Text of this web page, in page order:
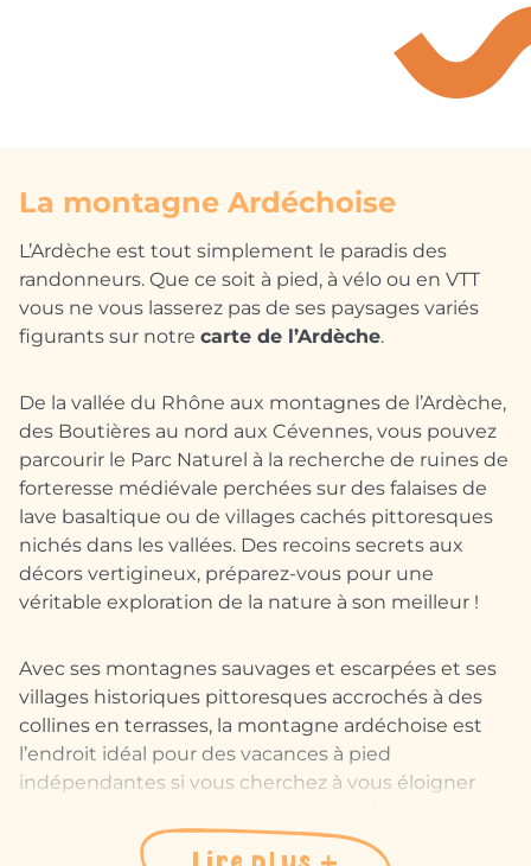
La montagne Ardéchoise
L’Ardèche est tout simplement le paradis des
randonneurs. Que ce soit à pied, à vélo ou en VTT
vous ne vous lasserez pas de ses paysages variés
figurants sur notre carte de l’Ardèche.
De la vallée du Rhône aux montagnes de l’Ardèche,
des Boutières au nord aux Cévennes, vous pouvez
parcourir le Parc Naturel à la recherche de ruines de
forteresse médiévale perchées sur des falaises de
lave basaltique ou de villages cachés pittoresques
nichés dans les vallées. Des recoins secrets aux
décors vertigineux, préparez-vous pour une
véritable exploration de la nature à son meilleur !
Avec ses montagnes sauvages et escarpées et ses
villages historiques pittoresques accrochés à des
collines en terrasses, la montagne ardéchoise est
l’endroit idéal pour des vacances à pied
indépendantes si vous cherchez à vous éloigner
montagnes ardéchoises et au bord des lacs de